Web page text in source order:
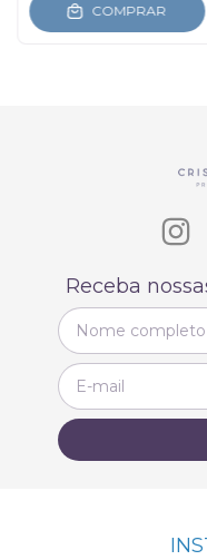
COMPRAR
Receba